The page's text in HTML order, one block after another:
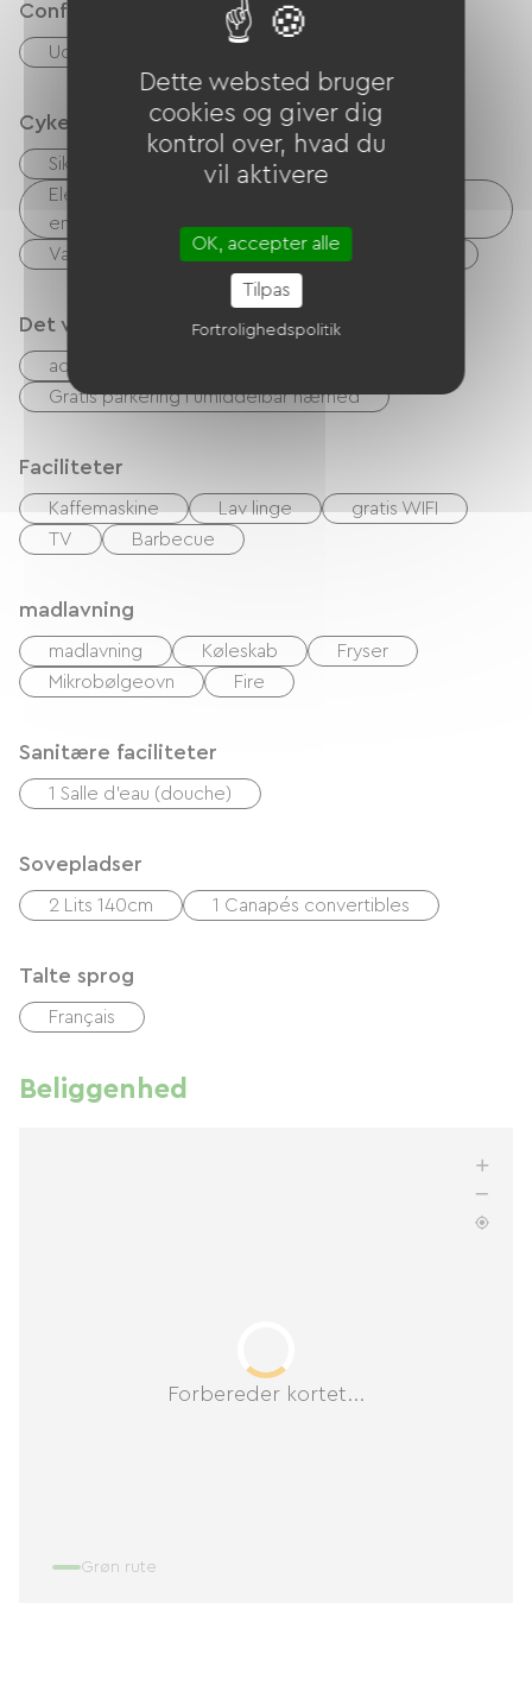
Confort
Udendørs spiseplads
Cykelmodtagelsestjenester
Sikker cykelskur
Elektrisk ladepunkt (til elcykelbatterier, GPS-
enheder osv.)
Vaskerifaciliteter til rådighed (gratis eller betalt)
Det vi er gode til
accepterede dyr
Gratis parkering i umiddelbar nærhed
Faciliteter
Kaffemaskine Lav linge
gratis WIFI
TV
Barbecue
madlavning
madlavning Køleskab
Fryser
Mikrobølgeovn
Fire
Sanitære faciliteter
1 Salle d'eau (douche)
Sovepladser
2 Lits 140cm 1 Canapés convertibles
Talte sprog
Français
Beliggenhed
Forbereder kortet...
Grøn rute
Dette websted bruger
cookies og giver dig
kontrol over, hvad du
vil aktivere
OK, accepter alle
Tilpas
Fortrolighedspolitik